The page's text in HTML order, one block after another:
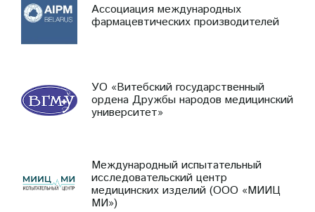
Ассоциация международных
фармацевтических производителей
УО «Витебский государственный
ордена Дружбы народов медицинский
университет»
Международный испытательный
исследовательский центр
медицинских изделий (ООО «МИИЦ
МИ»)